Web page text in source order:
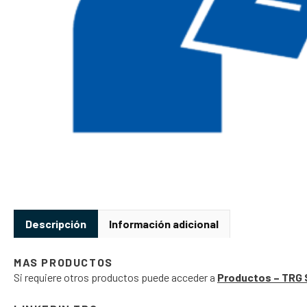
Descripción Información adicional
MAS PRODUCTOS
Si requiere otros productos puede acceder a Productos –